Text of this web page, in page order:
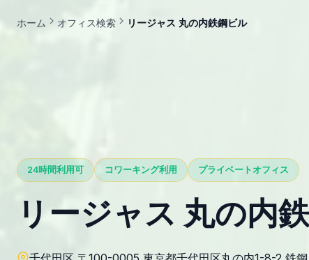
ホーム オフィス検索 リージャス 丸の内鉄鋼ビル
24時間利用可 コワーキング利用 プライベートオフィス
リージャス 丸の内